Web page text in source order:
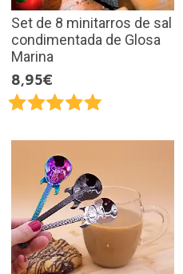
Set de 8 minitarros de sal
condimentada de Glosa
Marina
8,95€